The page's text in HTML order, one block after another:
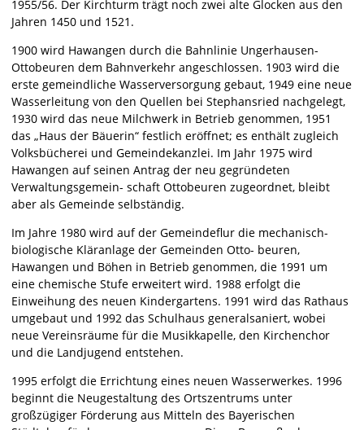
1955/56. Der Kirchturm trägt noch zwei alte Glocken aus den
Jahren 1450 und 1521.
1900 wird Hawangen durch die Bahnlinie Ungerhausen-
Ottobeuren dem Bahnverkehr angeschlossen. 1903 wird die
erste gemeindliche Wasserversorgung gebaut, 1949 eine neue
Wasserleitung von den Quellen bei Stephansried nachgelegt,
1930 wird das neue Milchwerk in Betrieb genommen, 1951
das „Haus der Bäuerin“ festlich eröffnet; es enthält zugleich
Volksbücherei und Gemeindekanzlei. Im Jahr 1975 wird
Hawangen auf seinen Antrag der neu gegründeten
Verwaltungsgemein- schaft Ottobeuren zugeordnet, bleibt
aber als Gemeinde selbständig.
Im Jahre 1980 wird auf der Gemeindeflur die mechanisch-
biologische Kläranlage der Gemeinden Otto- beuren,
Hawangen und Böhen in Betrieb genommen, die 1991 um
eine chemische Stufe erweitert wird. 1988 erfolgt die
Einweihung des neuen Kindergartens. 1991 wird das Rathaus
umgebaut und 1992 das Schulhaus generalsaniert, wobei
neue Vereinsräume für die Musikkapelle, den Kirchenchor
und die Landjugend entstehen.
1995 erfolgt die Errichtung eines neuen Wasserwerkes. 1996
beginnt die Neugestaltung des Ortszentrums unter
großzügiger Förderung aus Mitteln des Bayerischen